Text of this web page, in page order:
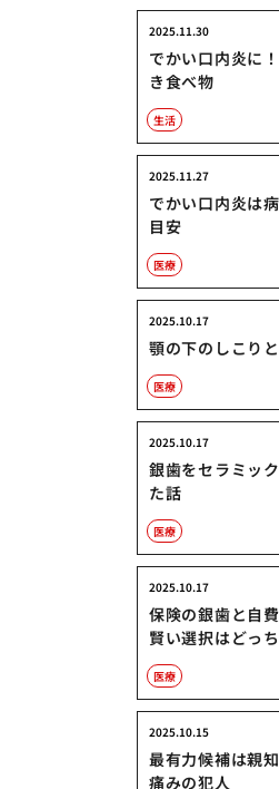
でかい口内炎に
き食べ物
2025.11.30
生活
でかい口内炎は
目安
2025.11.27
医療
顎の下のしこり
2025.10.17
医療
銀歯をセラミッ
た話
2025.10.17
医療
保険の銀歯と自
賢い選択はどっ
2025.10.17
医療
最有力候補は親
痛みの犯人
2025.10.15